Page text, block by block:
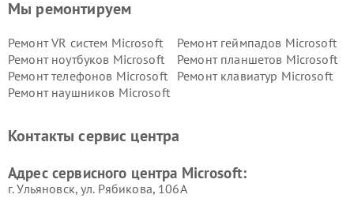
Мы ремонтируем
Ремонт VR систем Microsoft
Ремонт геймпадов Microsoft
Ремонт ноутбуков Microsoft
Ремонт планшетов Microsoft
Ремонт телефонов Microsoft
Ремонт клавиатур Microsoft
Ремонт наушников Microsoft
Контакты сервис центра
Адрес сервисного центра Microsoft:
г. Ульяновск, ул. Рябикова, 106А